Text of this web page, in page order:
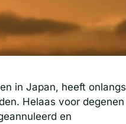
in Japan, heeft onlangs
Helaas voor degenen
en